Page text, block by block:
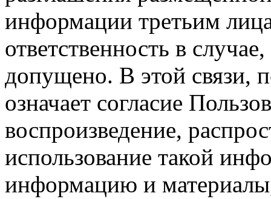
информации третьим
ответственность в
допущено. В этой связи,
означает согласие
воспроизведение,
использование такой
информацию и